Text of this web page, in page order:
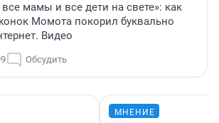
все мамы и все дети на свете»: как
Момота покорил буквально
Видео
Обсудить
МНЕНИЕ